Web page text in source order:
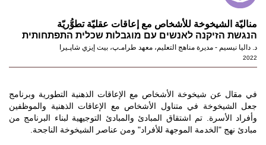
مناليّة الشيخوخة للأشخاص مع إعاقات عقليّة تطوُّريّة
הנגשת הזיקנה לאנשים עם מוגבלות שכלית התפתחותית
د. داليا نيسيم - مديرة مناهج التعليم، معهد طرامـﭖ، بيت إيزي شاﭘـيرا
2022
في مقال عن شيخوخة الأشخاص مع الإعاقات الذهنية التطورية وبرنامج
جعل الشيخوخة في متناول الأشخاص مع الإعاقات الذهنية والموظفين
وأفراد الأسرة. تم اشتقاق المبادئ والمبادئ التوجيهية لبناء البرنامج من
مبادئ نهج "الخدمة الموجهة للأفراد" ومن عناصر الشيخوخة الناجحة.